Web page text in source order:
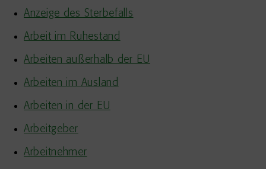
Anzeige des Sterbefalls
Arbeit im Ruhestand
Arbeiten außerhalb der EU
Arbeiten im Ausland
Arbeiten in der EU
Arbeitgeber
Arbeitnehmer